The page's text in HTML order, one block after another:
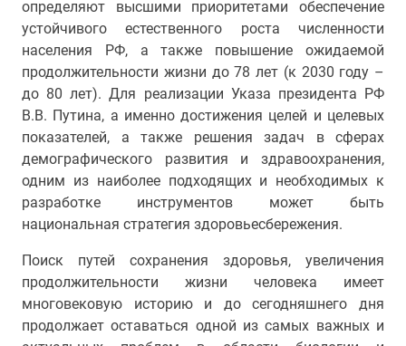
определяют высшими приоритетами обеспечение
устойчивого естественного роста численности
населения РФ, а также повышение ожидаемой
продолжительности жизни до 78 лет (к 2030 году –
до 80 лет). Для реализации Указа президента РФ
В.В. Путина, а именно достижения целей и целевых
показателей, а также решения задач в сферах
демографического развития и здравоохранения,
одним из наиболее подходящих и необходимых к
разработке инструментов может быть
национальная стратегия здоровьесбережения.
Поиск путей сохранения здоровья, увеличения
продолжительности жизни человека имеет
многовековую историю и до сегодняшнего дня
продолжает оставаться одной из самых важных и